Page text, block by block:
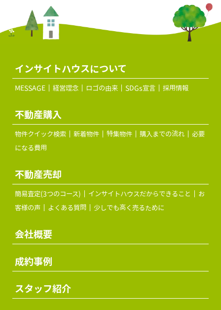
インサイトハウスについて
MESSAGE 経営理念 ロゴの由来 SDGs宣言 採用情報
不動産購入
物件クイック検索 新着物件 特集物件 購入までの流れ
必要
になる費用
不動産売却
簡易査定(3つのコース) インサイトハウスだからできること
お
客様の声
よくある質問 少しでも高く売るために
会社概要
成約事例
スタッフ紹介